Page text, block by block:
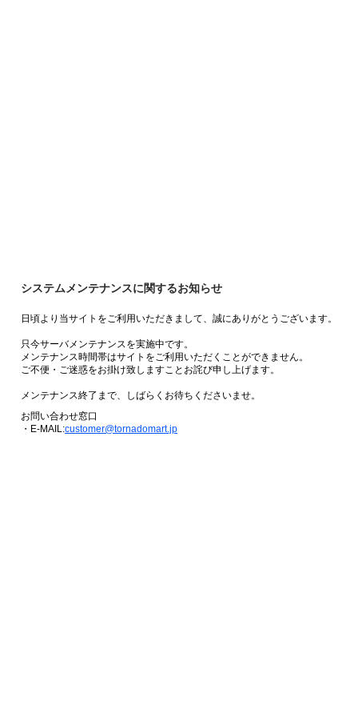
システムメンテナンスに関するお知らせ
日頃より当サイトをご利用いただきまして、誠にありがとうございます。
只今サーバメンテナンスを実施中です。
メンテナンス時間帯はサイトをご利用いただくことができません。
ご不便・ご迷惑をお掛け致しますことお詫び申し上げます。
メンテナンス終了まで、しばらくお待ちくださいませ。
お問い合わせ窓口
・E-MAIL:customer@tornadomart.jp